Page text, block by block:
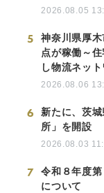
2026.08.05
5
神奈川県厚
点が稼働～
し物流ネッ
2026.08.06
6
新たに、茨
所」を開設
2026.08.03
7
令和８年度
について